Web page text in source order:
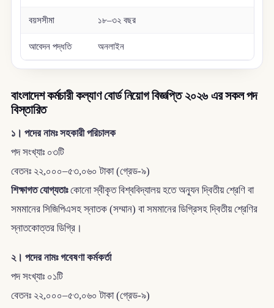
বয়সসীমা ১৮–৩২ বছর
আবেদন পদ্ধতি অনলাইন
বাংলাদেশ কর্মচারী কল্যাণ বোর্ড নিয়োগ বিজ্ঞপ্তি ২০২৬ এর সকল পদ
বিস্তারিত
১। পদের নামঃ সহকারী পরিচালক
পদ সংখ্যাঃ ০৩টি
বেতনঃ ২২,০০০–৫৩,০৬০ টাকা (গ্রেড-৯)
শিক্ষাগত যোগ্যতাঃকোনো স্বীকৃত বিশ্ববিদ্যালয় হতে অন্যূন দ্বিতীয় শ্রেণি বা
সমমানের সিজিপিএসহ স্নাতক (সম্মান) বা সমমানের ডিগ্রিসহ দ্বিতীয় শ্রেণির
স্নাতকোত্তর ডিগ্রি।
২। পদের নামঃ গবেষণা কর্মকর্তা
পদ সংখ্যাঃ ০১টি
বেতনঃ ২২,০০০–৫৩,০৬০ টাকা (গ্রেড-৯)